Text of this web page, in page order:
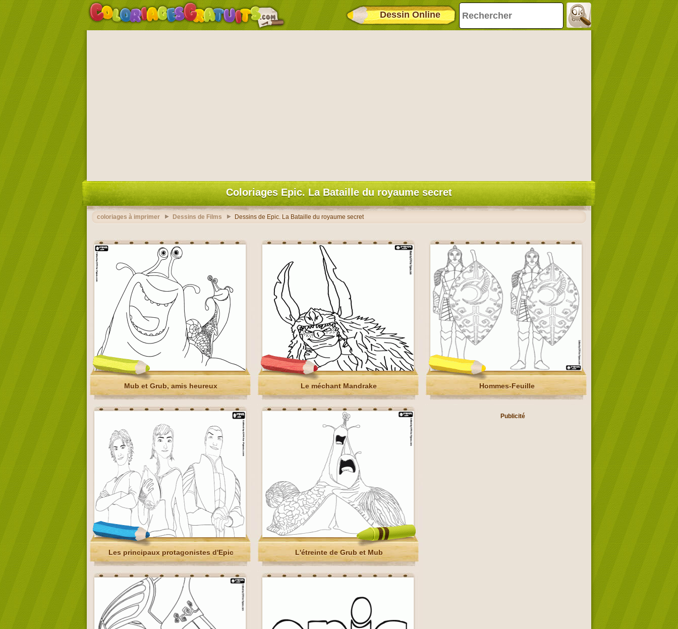
Dessin Online
Coloriages Epic. La Bataille du royaume secret
coloriages à imprimer Dessins de Films Dessins de Epic. La Bataille du royaume secret
Mub et Grub, amis heureux Le méchant Mandrake Hommes-Feuille
Les principaux protagonistes d'Epic L'étreinte de Grub et Mub
Publicité